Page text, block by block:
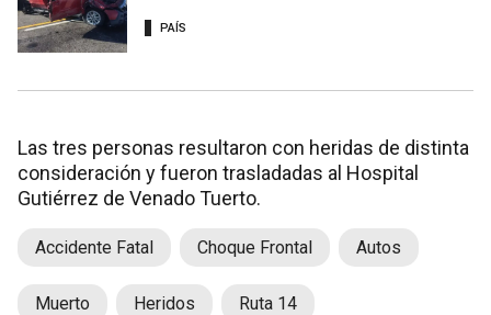
PAÍS
Las tres personas resultaron con heridas de distinta
consideración y fueron trasladadas al Hospital
Gutiérrez de Venado Tuerto.
Accidente Fatal Choque Frontal Autos
Muerto Heridos Ruta 14